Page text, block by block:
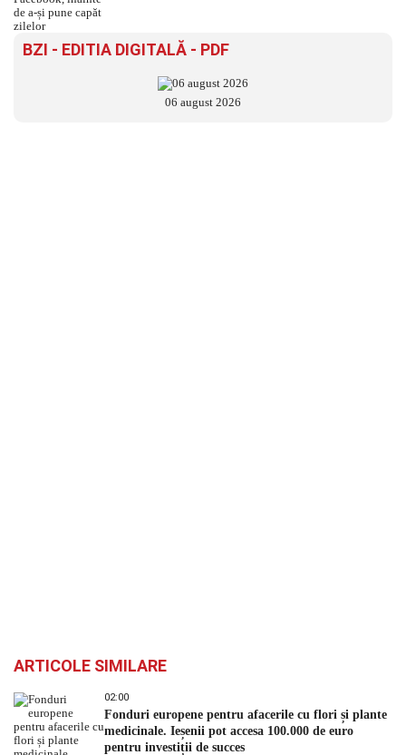
BZI - EDITIA DIGITALĂ - PDF
06 august 2026
ARTICOLE SIMILARE
02:00
Fonduri europene pentru afacerile cu flori și plante
medicinale. Ieșenii pot accesa 100.000 de euro
pentru investiții de succes